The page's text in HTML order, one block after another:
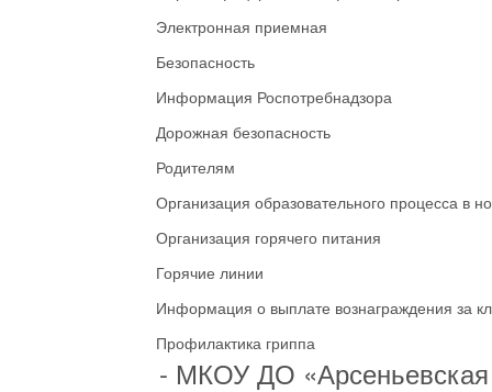
Электронная приемная
Безопасность
Информация Роспотребнадзора
Дорожная безопасность
Родителям
Организация образовательного процесса в
Организация горячего питания
Горячие линии
Информация о выплате вознаграждения за
Профилактика гриппа
- МКОУ ДО